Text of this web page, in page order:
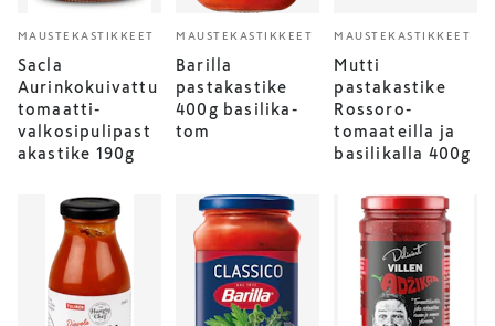
MAUSTEKASTIKKEET
Sacla
Aurinkokuivattu
tomaatti-
valkosipulipast
akastike 190g
MAUSTEKASTIKKEET
Barilla
pastakastike
400g basilika-
tom
MAUSTEKASTIKKEET
Mutti
pastakastike
Rossoro-
tomaateilla ja
basilikalla 400g